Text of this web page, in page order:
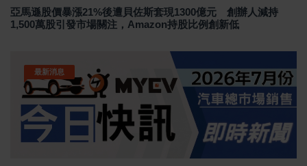
亞馬遜股價暴漲21%後遭貝佐斯套現1300億元 創辦人減持
1,500萬股引發市場關注，Amazon持股比例創新低
最新消息